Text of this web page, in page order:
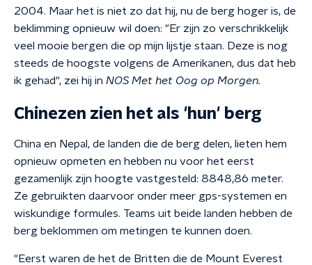
2004. Maar het is niet zo dat hij, nu de berg hoger is, de
beklimming opnieuw wil doen: "Er zijn zo verschrikkelijk
veel mooie bergen die op mijn lijstje staan. Deze is nog
steeds de hoogste volgens de Amerikanen, dus dat heb
ik gehad", zei hij in NOS Met het Oog op Morgen.
Chinezen zien het als 'hun' berg
China en Nepal, de landen die de berg delen, lieten hem
opnieuw opmeten en hebben nu voor het eerst
gezamenlijk zijn hoogte vastgesteld: 8848,86 meter.
Ze gebruikten daarvoor onder meer gps-systemen en
wiskundige formules. Teams uit beide landen hebben de
berg beklommen om metingen te kunnen doen.
"Eerst waren de het de Britten die de Mount Everest